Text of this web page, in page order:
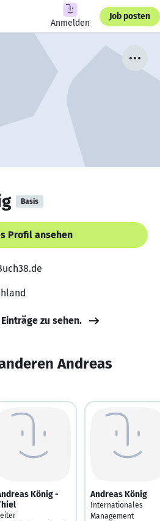
Anmelden
Job posten
Basis
Profil ansehen
zu sehen.
Andreas
König -
Andreas König
Internationales
Management